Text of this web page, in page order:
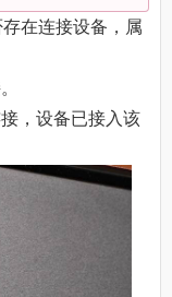
在连接设备，属
，设备已接入该